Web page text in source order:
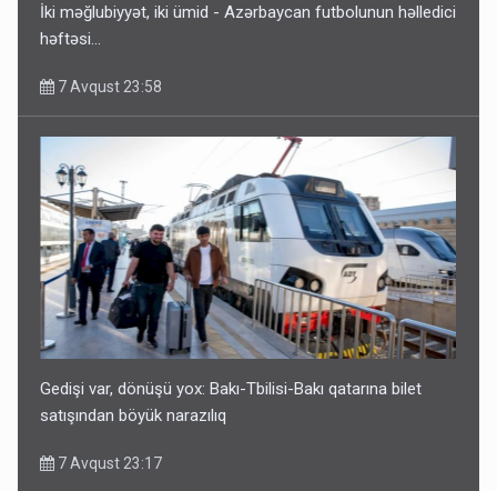
İki məğlubiyyət, iki ümid - Azərbaycan futbolunun həlledici
həftəsi...
7 Avqust 23:58
Gedişi var, dönüşü yox: Bakı-Tbilisi-Bakı qatarına bilet
satışından böyük narazılıq
7 Avqust 23:17